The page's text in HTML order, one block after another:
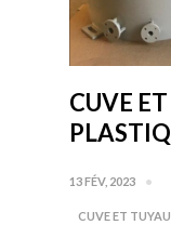
CUVE
13 FÉV, 2023
CUVE ET